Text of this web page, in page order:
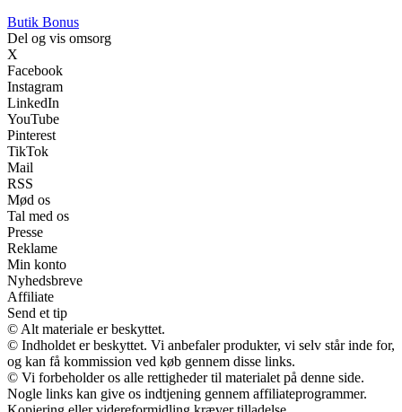
Butik Bonus
Del og vis omsorg
X
Facebook
Instagram
LinkedIn
YouTube
Pinterest
TikTok
Mail
RSS
Mød os
Tal med os
Presse
Reklame
Min konto
Nyhedsbreve
Affiliate
Send et tip
© Alt materiale er beskyttet.
© Indholdet er beskyttet. Vi anbefaler produkter, vi selv står inde for,
og kan få kommission ved køb gennem disse links.
© Vi forbeholder os alle rettigheder til materialet på denne side.
Nogle links kan give os indtjening gennem affiliateprogrammer.